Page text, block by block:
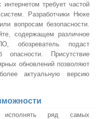
требует частой
Разработчики Нюке
вопросам безопасности.
содержащем различное
обозреватель подаст
опасности. Присутствие
обновлений позволяют
актуальную версию
ряд самых